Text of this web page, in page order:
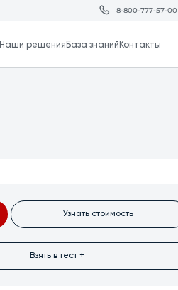
8-800-777-57-00
Наши решения База знаний Контакты
Узнать стоимость
Взять в тест +